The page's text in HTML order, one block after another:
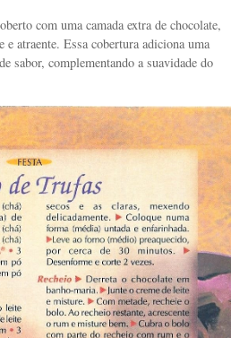
com uma camada extra de chocolate,
e atraente. Essa cobertura adiciona uma
sabor, complementando a suavidade do